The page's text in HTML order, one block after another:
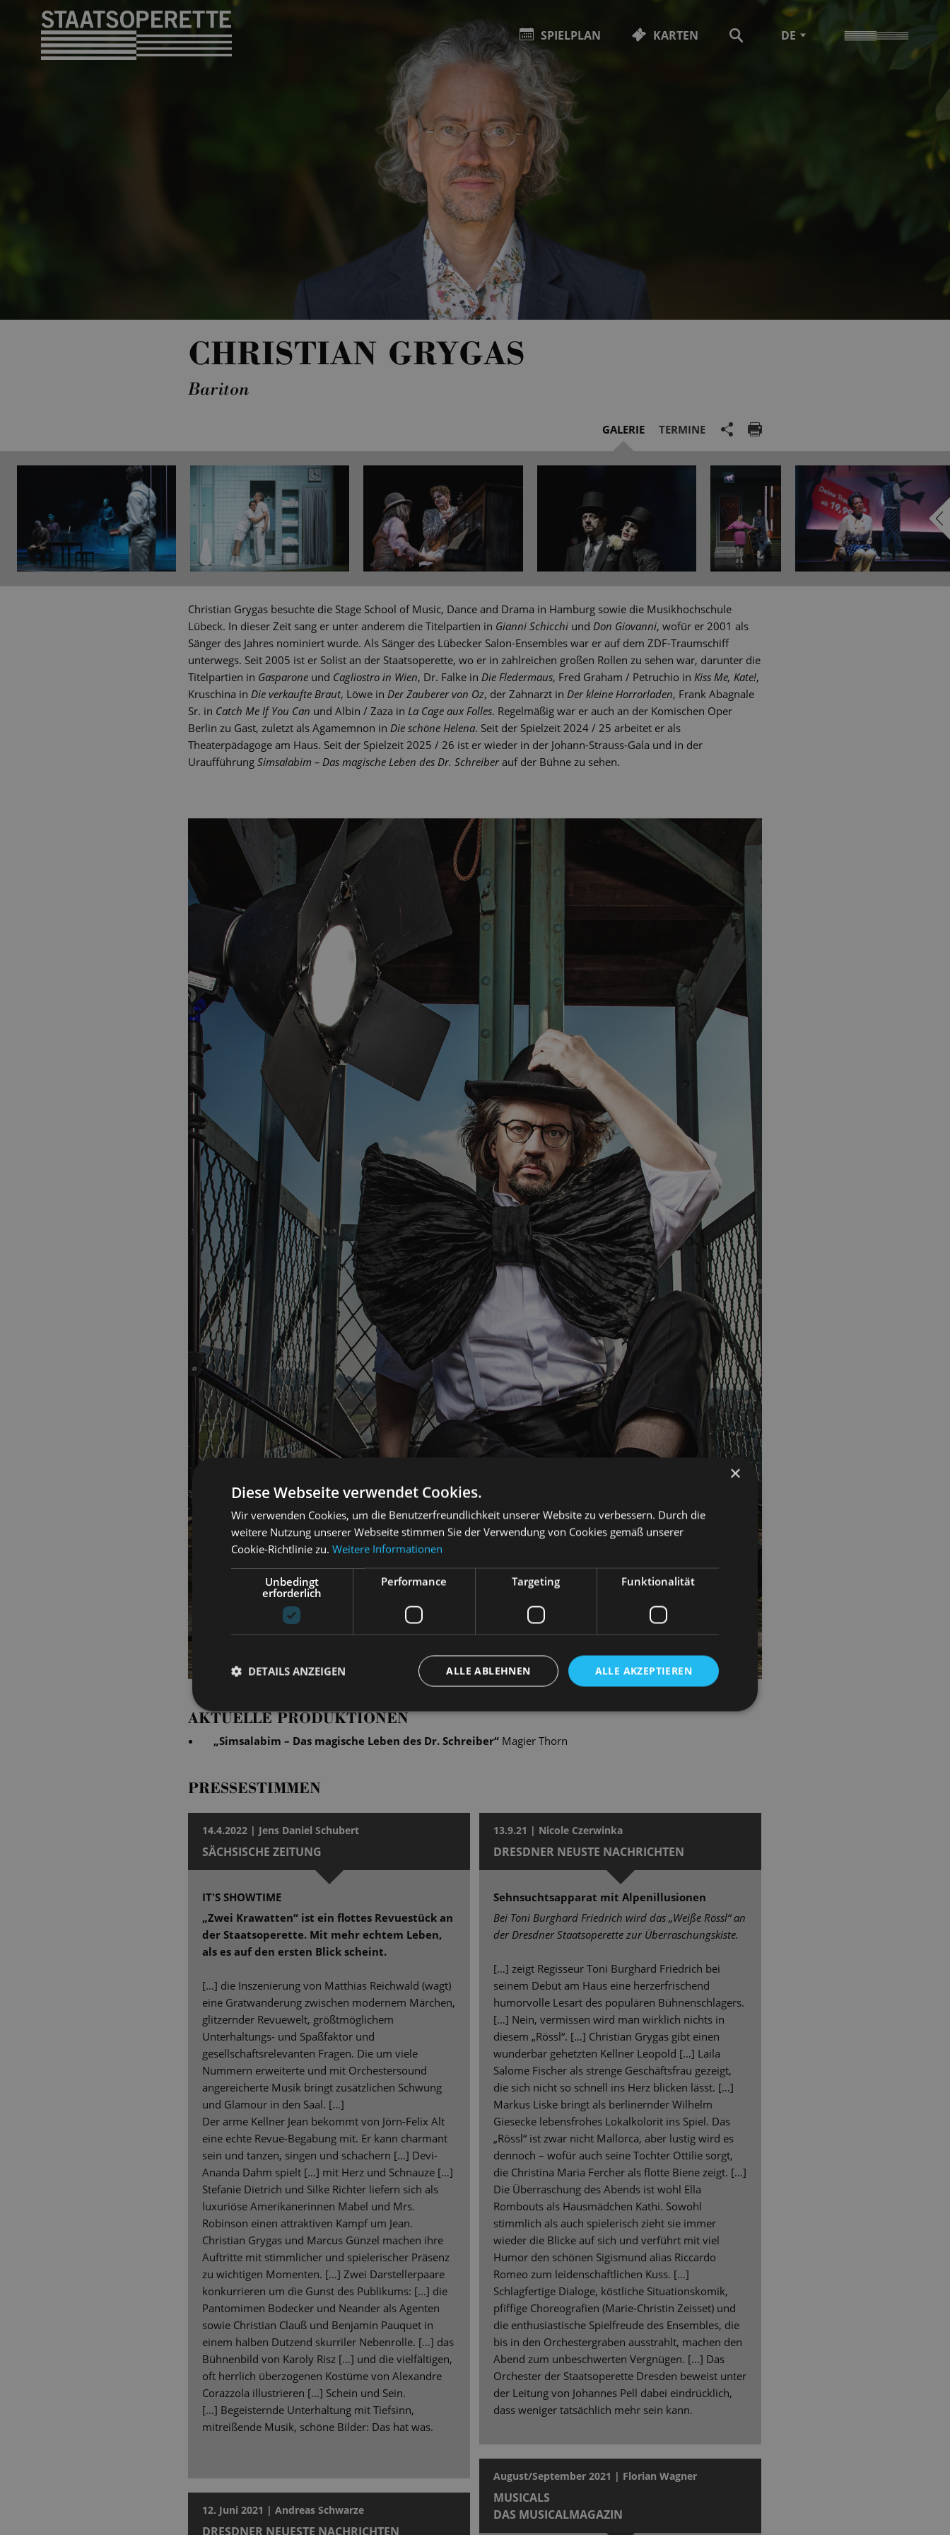
SPIELPLAN KARTEN DE
CHRISTIAN GRYGAS
Bariton
GALERIE TERMINE
Christian Grygas besuchte die Stage School of Music, Dance and Drama in Hamburg sowie die Musikhochschule
Lübeck. In dieser Zeit sang er unter anderem die Titelpartien in Gianni Schicchi und Don Giovanni, wofür er 2001 als
Sänger des Jahres nominiert wurde. Als Sänger des Lübecker Salon-Ensembles war er auf dem ZDF-Traumschiff
unterwegs. Seit 2005 ist er Solist an der Staatsoperette, wo er in zahlreichen großen Rollen zu sehen war, darunter die
Titelpartien in Gasparone und Cagliostro in Wien, Dr. Falke in Die Fledermaus, Fred Graham / Petruchio in Kiss Me, Kate!,
Kruschina in Die verkaufte Braut, Löwe in Der Zauberer von Oz, der Zahnarzt in Der kleine Horrorladen, Frank Abagnale
Sr. in Catch Me If You Can und Albin / Zaza in La Cage aux Folles. Regelmäßig war er auch an der Komischen Oper
Berlin zu Gast, zuletzt als Agamemnon in Die schöne Helena. Seit der Spielzeit 2024 / 25 arbeitet er als
Theaterpädagoge am Haus. Seit der Spielzeit 2025 / 26 ist er wieder in der Johann-Strauss-Gala und in der
Uraufführung Simsalabim – Das magische Leben des Dr. Schreiberauf der Bühne zu sehen.
AKTUELLE PRODUKTIONEN
„Simsalabim – Das magische Leben des Dr. Schreiber“ Magier Thorn
PRESSESTIMMEN
14.4.2022 | Jens Daniel Schubert
SÄCHSISCHE ZEITUNG
IT'S SHOWTIME
„Zwei Krawatten“ ist ein flottes Revuestück an
der Staatsoperette. Mit mehr echtem Leben,
als es auf den ersten Blick scheint.
[…] die Inszenierung von Matthias Reichwald (wagt)
eine Gratwanderung zwischen modernem Märchen,
glitzernder Revuewelt, größtmöglichem
Unterhaltungs- und Spaßfaktor und
gesellschaftsrelevanten Fragen. Die um viele
Nummern erweiterte und mit Orchestersound
angereicherte Musik bringt zusätzlichen Schwung
und Glamour in den Saal. […]
Der arme Kellner Jean bekommt von Jörn-Felix Alt
eine echte Revue-Begabung mit. Er kann charmant
sein und tanzen, singen und schachern […] Devi-
Ananda Dahm spielt […] mit Herz und Schnauze […]
Stefanie Dietrich und Silke Richter liefern sich als
luxuriöse Amerikanerinnen Mabel und Mrs.
Robinson einen attraktiven Kampf um Jean.
Christian Grygas und Marcus Günzel machen ihre
Auftritte mit stimmlicher und spielerischer Präsenz
zu wichtigen Momenten. […] Zwei Darstellerpaare
konkurrieren um die Gunst des Publikums: […] die
Pantomimen Bodecker und Neander als Agenten
sowie Christian Clauß und Benjamin Pauquet in
einem halben Dutzend skurriler Nebenrolle. […] das
Bühnenbild von Karoly Risz […] und die vielfältigen,
oft herrlich überzogenen Kostüme von Alexandre
Corazzola illustrieren […] Schein und Sein.
[…] Begeisternde Unterhaltung mit Tiefsinn,
mitreißende Musik, schöne Bilder: Das hat was.
13.9.21 | Nicole Czerwinka
DRESDNER NEUSTE NACHRICHTEN
Sehnsuchtsapparat mit Alpenillusionen
Bei Toni Burghard Friedrich wird das „Weiße Rössl“ an
der Dresdner Staatsoperette zur Überraschungskiste.
[…] zeigt Regisseur Toni Burghard Friedrich bei
seinem Debüt am Haus eine herzerfrischend
humorvolle Lesart des populären Bühnenschlagers.
[…] Nein, vermissen wird man wirklich nichts in
diesem „Rössl“. […] Christian Grygas gibt einen
wunderbar gehetzten Kellner Leopold […] Laila
Salome Fischer als strenge Geschäftsfrau gezeigt,
die sich nicht so schnell ins Herz blicken lässt. […]
Markus Liske bringt als berlinernder Wilhelm
Giesecke lebensfrohes Lokalkolorit ins Spiel. Das
„Rössl“ ist zwar nicht Mallorca, aber lustig wird es
dennoch – wofür auch seine Tochter Ottilie sorgt,
die Christina Maria Fercher als flotte Biene zeigt. […]
Die Überraschung des Abends ist wohl Ella
Rombouts als Hausmädchen Kathi. Sowohl
stimmlich als auch spielerisch zieht sie immer
wieder die Blicke auf sich und verführt mit viel
Humor den schönen Sigismund alias Riccardo
Romeo zum leidenschaftlichen Kuss. […]
Schlagfertige Dialoge, köstliche Situationskomik,
pfiffige Choreografien (Marie-Christin Zeisset) und
die enthusiastische Spielfreude des Ensembles, die
bis in den Orchestergraben ausstrahlt, machen den
Abend zum unbeschwerten Vergnügen. […] Das
Orchester der Staatsoperette Dresden beweist unter
der Leitung von Johannes Pell dabei eindrücklich,
dass weniger tatsächlich mehr sein kann.
August/September 2021 | Florian Wagner
MUSICALS
DAS MUSICALMAGAZIN
12. Juni 2021 | Andreas Schwarze
DRESDNER NEUESTE NACHRICHTEN
×
Diese Webseite verwendet Cookies.
Wir verwenden Cookies, um die Benutzerfreundlichkeit unserer Website zu verbessern. Durch die
weitere Nutzung unserer Webseite stimmen Sie der Verwendung von Cookies gemäß unserer
Cookie-Richtlinie zu. Weitere Informationen
Unbedingt
erforderlich
Performance Targeting Funktionalität
ALLE AKZEPTIEREN
ALLE ABLEHNEN
DETAILS ANZEIGEN